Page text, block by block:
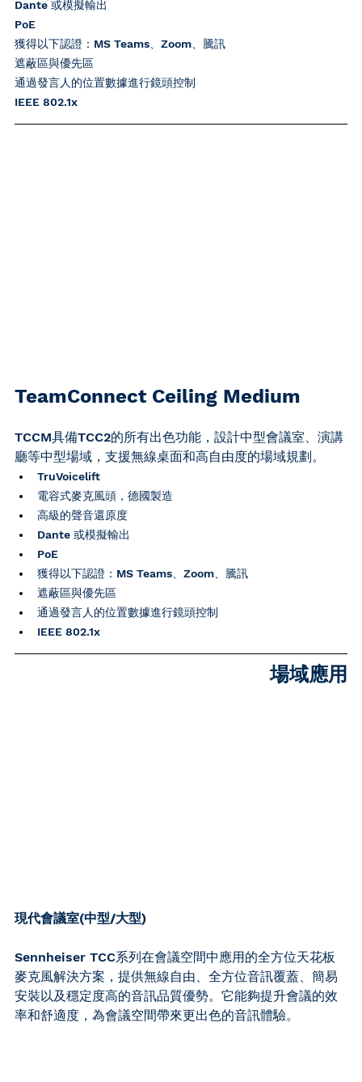
Dante 或模擬輸出
PoE
獲得以下認證：MS Teams、Zoom、騰訊
遮蔽區與優先區
通過發言人的位置數據進行鏡頭控制
IEEE 802.1x
TeamConnect Ceiling Medium
TCCM具備TCC2的所有出色功能，設計中型會議室、演講
廳等中型場域，支援無線桌面和高自由度的場域規劃。
TruVoicelift
電容式麥克風頭，德國製造
高級的聲音還原度
Dante 或模擬輸出
PoE
獲得以下認證：MS Teams、Zoom、騰訊
遮蔽區與優先區
通過發言人的位置數據進行鏡頭控制
IEEE 802.1x
場域應用
現代會議室(中型/大型)
Sennheiser TCC系列在會議空間中應用的全方位天花板
麥克風解決方案，提供無線自由、全方位音訊覆蓋、簡易
安裝以及穩定度高的音訊品質優勢。它能夠提升會議的效
率和舒適度，為會議空間帶來更出色的音訊體驗。